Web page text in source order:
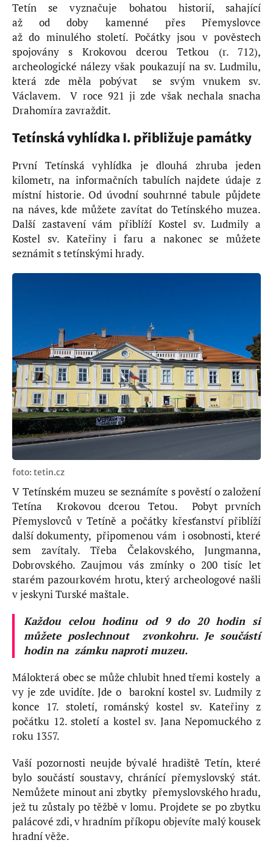
Tetín se vyznačuje bohatou historií, sahající
až od doby kamenné přes Přemyslovce
až do minulého století. Počátky jsou v pověstech
spojovány s Krokovou dcerou Tetkou (r. 712),
archeologické nálezy však poukazují na sv. Ludmilu,
která zde měla pobývat se svým vnukem sv.
Václavem. V roce 921 ji zde však nechala snacha
Drahomíra zavraždit.
Tetínská vyhlídka I. přibližuje památky
První Tetínská vyhlídka je dlouhá zhruba jeden
kilometr, na informačních tabulích najdete údaje z
místní historie. Od úvodní souhrnné tabule půjdete
na náves, kde můžete zavítat do Tetínského muzea.
Další zastavení vám přiblíží Kostel sv. Ludmily a
Kostel sv. Kateřiny i faru a nakonec se můžete
seznámit s tetínskými hrady.
foto: tetin.cz
V Tetínském muzeu se seznámíte s pověstí o založení
Tetína Krokovou dcerou Tetou. Pobyt prvních
Přemyslovců v Tetíně a počátky křesťanství přiblíží
další dokumenty, připomenou vám i osobnosti, které
sem zavítaly. Třeba Čelakovského, Jungmanna,
Dobrovského. Zaujmou vás zmínky o 200 tisíc let
starém pazourkovém hrotu, který archeologové našli
v jeskyni Turské maštale.
Každou celou hodinu od 9 do 20 hodin si
můžete poslechnout zvonkohru. Je součástí
hodin na zámku naproti muzeu.
Málokterá obec se může chlubit hned třemi kostely a
vy je zde uvidíte. Jde o barokní kostel sv. Ludmily z
konce 17. století, románský kostel sv. Kateřiny z
počátku 12. století a kostel sv. Jana Nepomuckého z
roku 1357.
Vaší pozornosti neujde bývalé hradiště Tetín, které
bylo součástí soustavy, chránící přemyslovský stát.
Nemůžete minout ani zbytky přemyslovského hradu,
jež tu zůstaly po těžbě v lomu. Projdete se po zbytku
palácové zdi, v hradním příkopu objevíte malý kousek
hradní věže.